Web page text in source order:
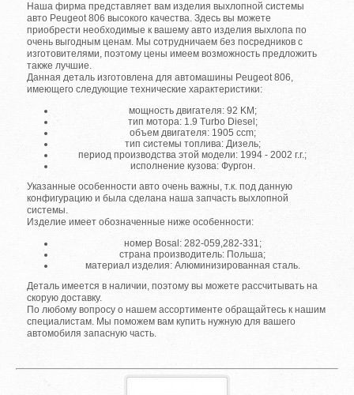
Наша фирма представляет вам изделия выхлопной системы
авто Peugeot 806 высокого качества. Здесь вы можете
приобрести необходимые к вашему авто изделия выхлопа по
очень выгодным ценам. Мы сотрудничаем без посредников с
изготовителями, поэтому цены имеем возможность предложить
также лучшие.
Данная деталь изготовлена для автомашины Peugeot 806,
имеющего следующие технические характеристики:
мощность двигателя: 92 KM;
тип мотора: 1.9 Turbo Diesel;
объем двигателя: 1905 ccm;
тип системы топлива: Дизель;
период производства этой модели: 1994 - 2002 г.г.;
исполнение кузова: Фургон.
Указанные особенности авто очень важны, т.к. под данную
конфигурацию и была сделана наша запчасть выхлопной
системы.
Изделие имеет обозначенные ниже особенности:
номер Bosal: 282-059,282-331;
страна производитель: Польша;
материал изделия: Алюминизированная сталь.
Деталь имеется в наличии, поэтому вы можете рассчитывать на
скорую доставку.
По любому вопросу о нашем ассортименте обращайтесь к нашим
специалистам. Мы поможем вам купить нужную для вашего
автомобиля запасную часть.